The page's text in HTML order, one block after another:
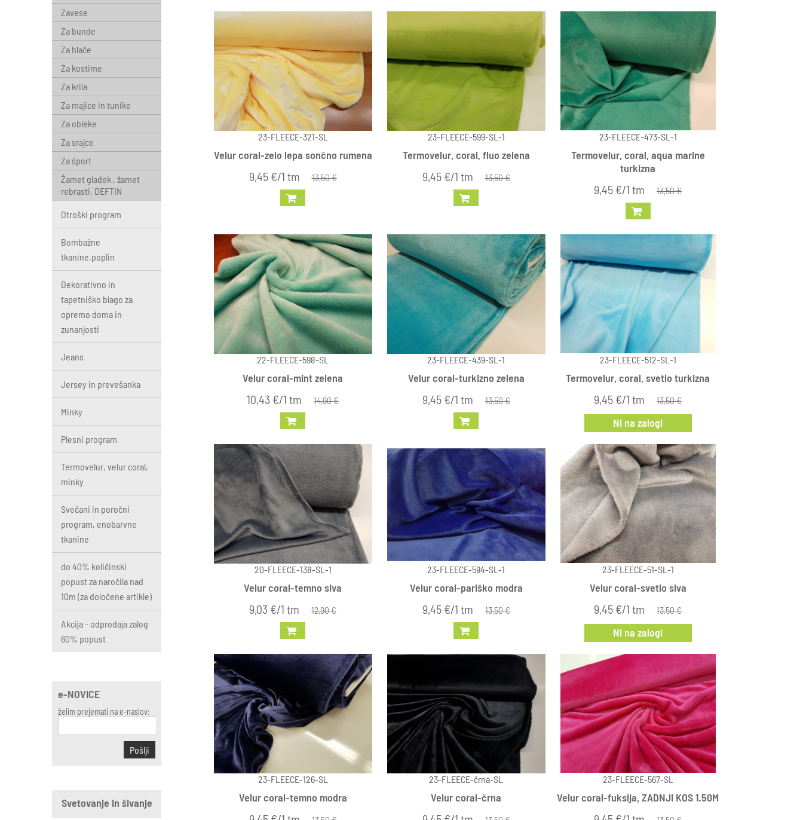
Zavese
Za bunde
Za hlače
Za kostime
Za krila
Za majice in tunike
Za obleke
Za srajce
Za šport
Žamet gladek , žamet
rebrasti, DEFTIN
Otroški program
Bombažne
tkanine,poplin
Dekorativno in
tapetniško blago za
opremo doma in
zunanjosti
Jeans
Jersey in prevešanka
Minky
Plesni program
Termovelur, velur coral,
minky
Svečani in poročni
program, enobarvne
tkanine
do 40% količinski
popust za naročila nad
10m (za določene artikle)
Akcija - odprodaja zalog
60% popust
e-NOVICE
želim prejemati na e-naslov:
Pošlji
Svetovanje in šivanje
23-FLEECE-321-SL
Velur coral-zelo lepa sončno rumena
9,45 €/1 tm 13,50 €
23-FLEECE-599-SL-1
Termovelur, coral, fluo zelena
9,45 €/1 tm 13,50 €
23-FLEECE-473-SL-1
Termovelur, coral, aqua marine
turkizna
9,45 €/1 tm 13,50 €
22-FLEECE-598-SL
Velur coral-mint zelena
10,43 €/1 tm 14,90 €
23-FLEECE-439-SL-1
Velur coral-turkizno zelena
9,45 €/1 tm 13,50 €
23-FLEECE-512-SL-1
Termovelur, coral, svetlo turkizna
9,45 €/1 tm 13,50 €
Ni na zalogi
20-FLEECE-138-SL-1
Velur coral-temno siva
9,03 €/1 tm 12,90 €
23-FLEECE-594-SL-1
Velur coral-pariško modra
9,45 €/1 tm 13,50 €
23-FLEECE-51-SL-1
Velur coral-svetlo siva
9,45 €/1 tm 13,50 €
Ni na zalogi
23-FLEECE-126-SL
Velur coral-temno modra
23-FLEECE-črna-SL
Velur coral-črna
23-FLEECE-567-SL
Velur coral-fuksija, ZADNJI KOS 1.50M